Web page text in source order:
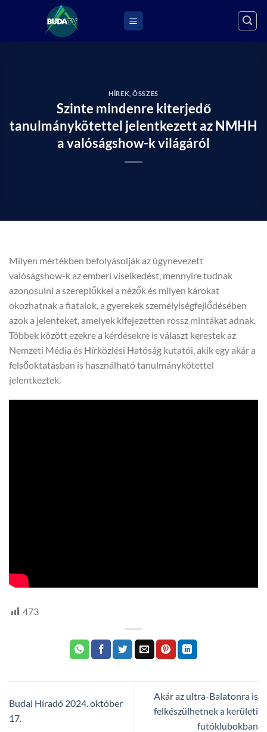
HÍREK ,ÖSSZES
Szinte mindenre kiterjedő
tanulmánykötettel jelentkezett az NMHH
a valóságshow-k világáról
Milyen mértékben befolyásolják az úgynevezett
valóságshow-k az emberi viselkedést, mennyire tudnak
azonosulni a szereplőkkel a nézők és milyen károkat
okozhatnak a fiatalok, a gyerekek személyiségfejlődésében
azok a jelenteket, amelyek kifejezetten rossz mintákat adnak.
Többek között ezekre a kérdésekre is választ kerestek az
Nemzeti Média és Hírközlési Hatóság kutatói, akik egy akár a
felsőoktatásban is használható tanulmánykötettel
jelentkeztek.
473
Budai Híradó 2024. október
17.
Akár az ultra-Balatonra is
felkészülhetnek a kerületi
futóklubokban